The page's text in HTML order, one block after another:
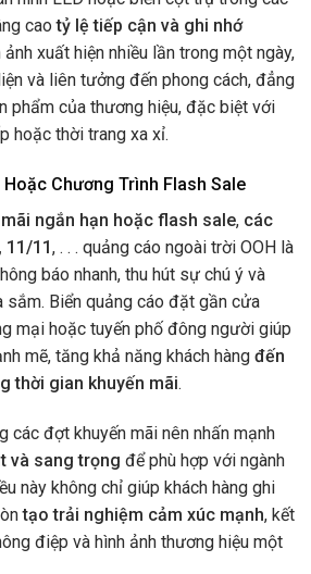
caotỷ lệ tiếp cận và ghi nhớ
ảnh xuất hiện nhiều lần trong một ngày,
và liên tưởng đến phong cách, đẳng
phẩm của thương hiệu, đặc biệt với
hoặc thời trang xa xỉ.
Chương Trình Flash Sale
ngắn hạn hoặc flash sale, các
11/11, . . . quảng cáo ngoài trời OOH là
báo nhanh, thu hút sự chú ý và
sắm. Biển quảng cáo đặt gần cửa
mại hoặc tuyến phố đông người giúp
mẽ, tăng khả năng khách hàng đến
thời gian khuyến mãi.
các đợt khuyến mãi nên nhấn mạnh
và sang trọng để phù hợp với ngành
này không chỉ giúp khách hàng ghi
tạo trải nghiệm cảm xúc mạnh, kết
điệp và hình ảnh thương hiệu một